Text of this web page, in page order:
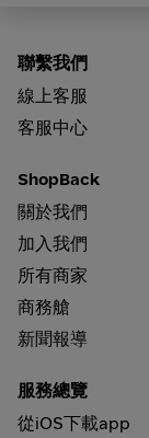
聯繫我們
線上客服
客服中心
ShopBack
關於我們
加入我們
所有商家
商務艙
新聞報導
服務總覽
從iOS下載app